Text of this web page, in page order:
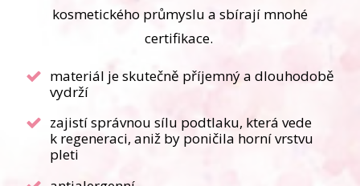
kosmetického průmyslu a sbírají mnohé
certifikace.
materiál je skutečně příjemný a dlouhodobě
vydrží
zajistí správnou sílu podtlaku, která vede
k regeneraci, aniž by poničila horní vrstvu
pleti